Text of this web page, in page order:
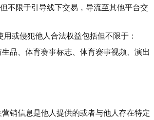
不限于引导线下交易，导流至其他平台交
或侵犯他人合法权益包括但不限于：
品、体育赛事标志、体育赛事视频、演出
销信息是他人提供的或者与他人存在特定